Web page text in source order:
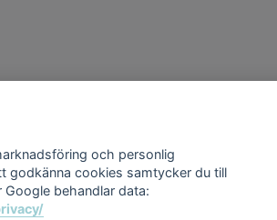
och personlig
godkänna cookies samtycker du till
Google behandlar data: